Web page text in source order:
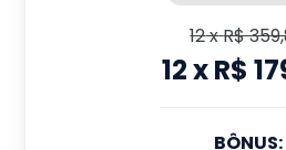
12xR$
12xR$
BÔNUS: